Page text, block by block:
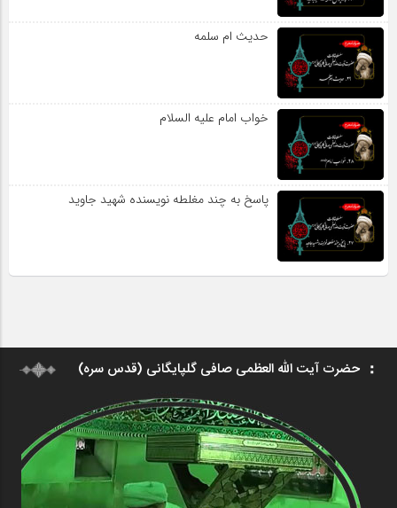
حدیث ام سلمه
خواب امام علیه السلام
پاسخ به چند مغلطه نویسنده شهید جاوید
حضرت آیت الله العظمی صافی گلپایگانی (قدس سره)